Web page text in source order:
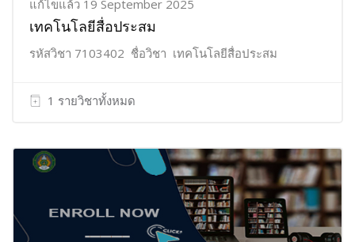
แก้ไขแล้ว 19 September 2025
เทคโนโลยีสื่อประสม
รหัสวิชา 7103402 ชื่อวิชา เทคโนโลยีสื่อประสม
1 รายวิชาทั้งหมด